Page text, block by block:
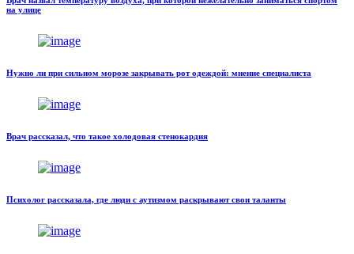
на улице
Нужно ли при сильном морозе закрывать рот одеждой: мнение специалиста
Врач рассказал, что такое холодовая стенокардия
Психолог рассказала, где люди с аутизмом раскрывают свои таланты